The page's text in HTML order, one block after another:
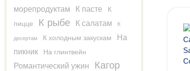
морепродуктам
К пасте
К
пицце
К рыбе К салатам К
десертам К холодным закускам
На
пикник
На глинтвейн
Романтический ужин Кагор